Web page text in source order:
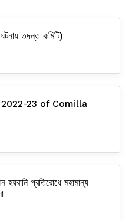
ঘটনায় তদন্ত কমিটি)
23 of Comilla
হয়রানি প্রতিরোধে মহামান্য